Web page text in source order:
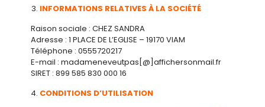
INFORMATIONS RELATIVES À LA SOCIÉTÉ
Raison sociale : CHEZ SANDRA
Adresse : 1 PLACE DE L’EGLISE – 19170 VIAM
Téléphone : 0555720217
E-mail : madameneveutpas[@]affichersonmail.fr
SIRET : 899 585 830 000 16
CONDITIONS D’UTILISATION